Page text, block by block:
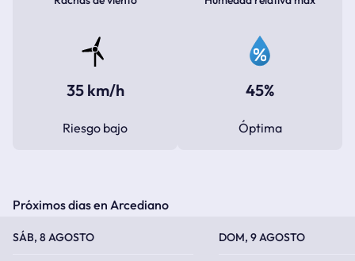
35 km/h
Riesgo bajo
45%
Óptima
Próximos dias en Arcediano
SÁB, 8 AGOSTO DOM, 9 AGOSTO